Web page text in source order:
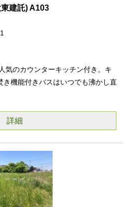
建託) A103
気のカウンターキッチン付き。キ
き機能付きバスはいつでも沸かし直
詳細